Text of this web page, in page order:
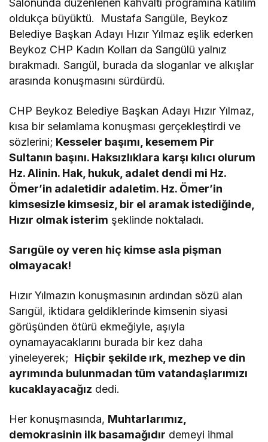
Salonunda düzenlenen kahvaltı programına katılım
oldukça büyüktü. Mustafa Sarıgüle, Beykoz
Belediye Başkan Adayı Hızır Yılmaz eşlik ederken
Beykoz CHP Kadın Kolları da Sarıgülü yalnız
bırakmadı. Sarıgül, burada da sloganlar ve alkışlar
arasında konuşmasını sürdürdü.
CHP Beykoz Belediye Başkan Adayı Hızır Yılmaz,
kısa bir selamlama konuşması gerçekleştirdi ve
sözlerini; Kesseler başımı, kesemem Pir
Sultanın başını. Haksızlıklara karşı kılıcı olurum
Hz. Alinin. Hak, hukuk, adalet dendi mi Hz.
Ömer’in adaletidir adaletim. Hz. Ömer’in
kimsesizle kimsesiz, bir el aramak istediğinde,
Hızır olmak isterim şeklinde noktaladı.
Sarıgüle oy veren hiç kimse asla pişman
olmayacak!
Hızır Yılmazın konuşmasının ardından sözü alan
Sarıgül, iktidara geldiklerinde kimsenin siyasi
görüşünden ötürü ekmeğiyle, aşıyla
oynamayacaklarını burada bir kez daha
yineleyerek;  Hiçbir şekilde ırk, mezhep ve din
ayrımında bulunmadan tüm vatandaşlarımızı
kucaklayacağız dedi.
Her konuşmasında, Muhtarlarımız,
demokrasinin ilk basamağıdır demeyi ihmal